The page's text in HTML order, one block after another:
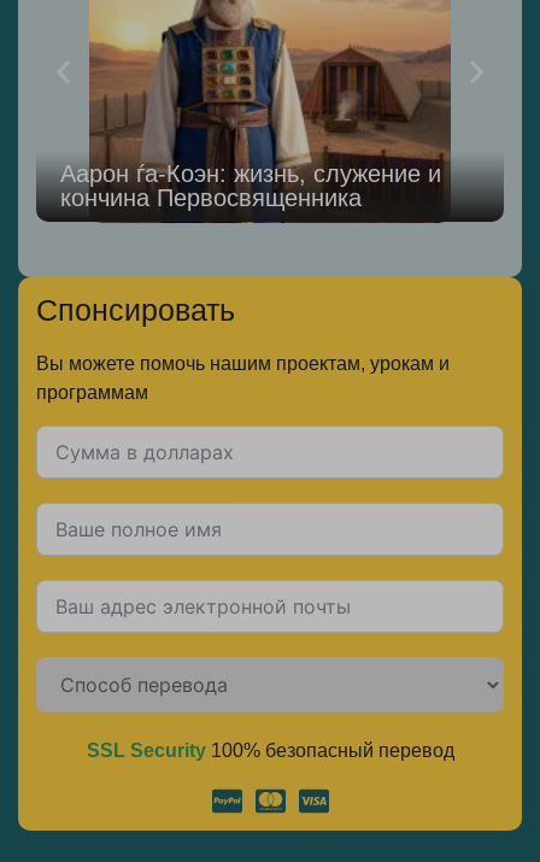
Аарон ѓа-Коэн: жизнь, служение и
кончина Первосвященника
Спонсировать
Вы можете помочь нашим проектам, урокам и
программам
Alternative:
SSL Security100% безопасный перевод